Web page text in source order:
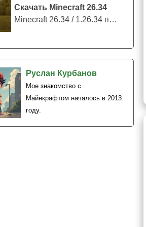
Скачать Minecraft 26.34
Minecraft 26.34 / 1.26.34 представляе...
Руслан Курбанов
Мое знакомство с
Майнкрафтом началось в 2013
году.